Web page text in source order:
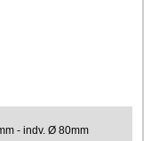
- indv. Ø 80mm